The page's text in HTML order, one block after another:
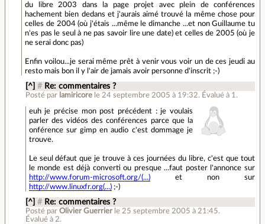
du libre 2003 dans la page projet avec plein de conférences
hachement bien dedans et j'aurais aimé trouvé la même chose pour
celles de 2004 (où j'étais ...même le dimanche ...et non Guillaume tu
n'es pas le seul à ne pas savoir lire une date) et celles de 2005 (où je
ne serai donc pas)
Enfin voilou...je serai même prêt à venir vous voir un de ces jeudi au
resto mais bon il y l'air de jamais avoir personne d'inscrit ;-)
[^] # Re: commentaires ?
Posté par lamiricore le 24 septembre 2005 à 19:32. Évalué à 1 .
euh je précise mon post précédent : je voulais
parler des vidéos des conférences parce que la
onférence sur gimp en audio c'est dommage je
trouve.
Le seul défaut que je trouve à ces journées du libre, c'est que tout
le monde est déjà converti ou presque ...faut poster l'annonce sur
http://www.forum-microsoft.org/(...)et non sur
http://www.linuxfr.org(...);-)
[^] # Re: commentaires ?
Posté par Olivier Guerrier le 25 septembre 2005 à 21:45.
Évalué à 2.